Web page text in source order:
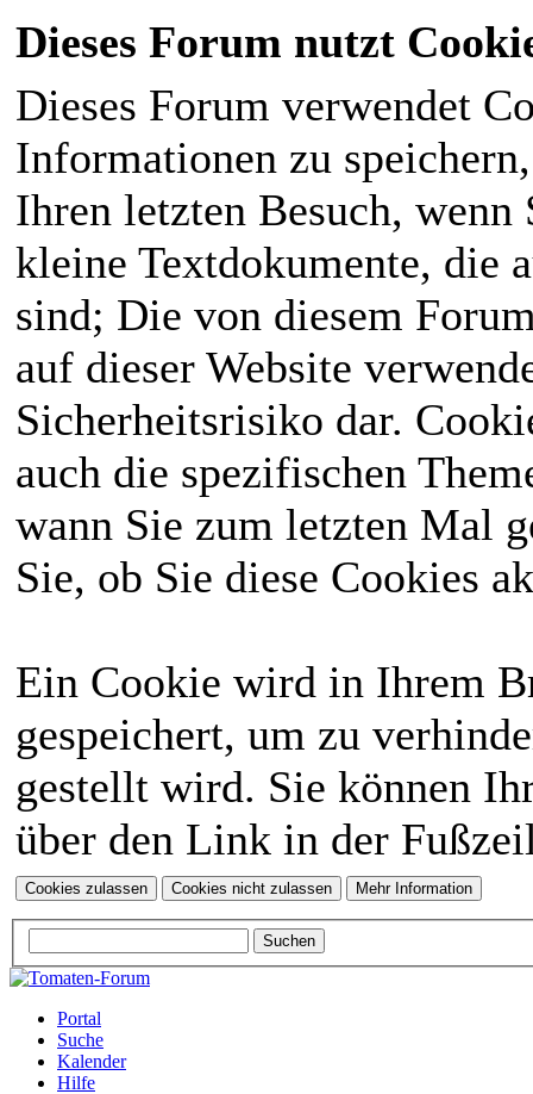
Dieses Forum nutzt
Dieses Forum verwendet
Informationen zu
Ihren letzten Besuch,
kleine Textdokumente, die
sind; Die von diesem
auf dieser Website
Sicherheitsrisiko dar.
auch die spezifischen
wann Sie zum letzten Mal
Sie, ob Sie diese Cookies
Ein Cookie wird in Ihrem
gespeichert, um zu
gestellt wird. Sie können
über den Link in der
Portal
Suche
Kalender
Hilfe